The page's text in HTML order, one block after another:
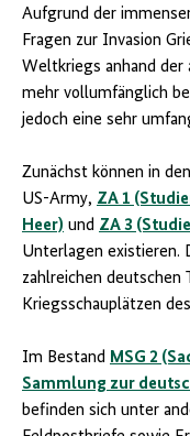
Aufgrund der
Fragen zur Invasion
Weltkriegs anhand
mehr vollumfänglich
jedoch eine sehr
Zunächst können in
US-Army, ZA 1
Heer) und ZA 3
Unterlagen existieren.
zahlreichen deutschen
Kriegsschauplätzen
Im Bestand MSG 2
Sammlung zur
befinden sich unter